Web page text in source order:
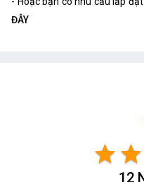
ĐÂY
star star
12